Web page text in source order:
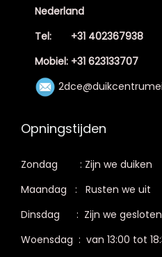
Nederland
Tel: +31 402367938
Mobiel: +31 623133707
Opningstijden
Zondag : Zijn we duiken
Maandag : Rusten we uit
Dinsdag : Zijn we gesloten
Woensdag : van 13:00 tot